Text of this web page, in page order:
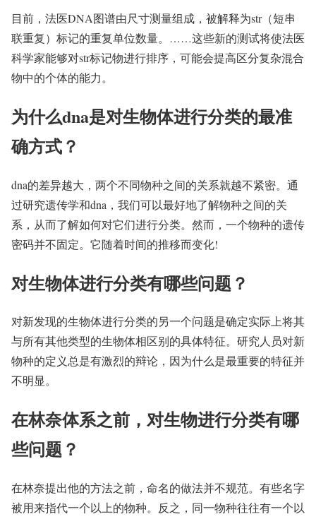
目前，法医DNA图谱由尺寸测量组成，被解释为str（短串
联重复）标记的重复单位数量。……这些新的测试将使法医
科学家能够对str标记物进行排序，可能会提高区分复杂混合
物中的个体的能力。
为什么dna是对生物体进行分类的最准
确方式？
dna的差异越大，两个不同物种之间的关系就越不紧密。通
过研究遗传学和dna，我们可以最好地了解物种之间的关
系，从而了解如何对它们进行分类。然而，一个物种的遗传
密码并不固定。它随着时间的推移而变化!
对生物体进行分类有哪些问题？
对新发现的生物体进行分类的另一个问题是确定实际上将其
与所有其他类型的生物体相区别的具体特征。研究人员对新
物种的定义总是有激烈的辩论，因为什么是最重要的特征并
不明显。
在林奈体系之前，对生物进行分类有哪
些问题？
在林奈提出他的方法之前，命名的做法并不规范。有些名字
被用来指代一个以上的物种。反之，同一物种往往有一个以